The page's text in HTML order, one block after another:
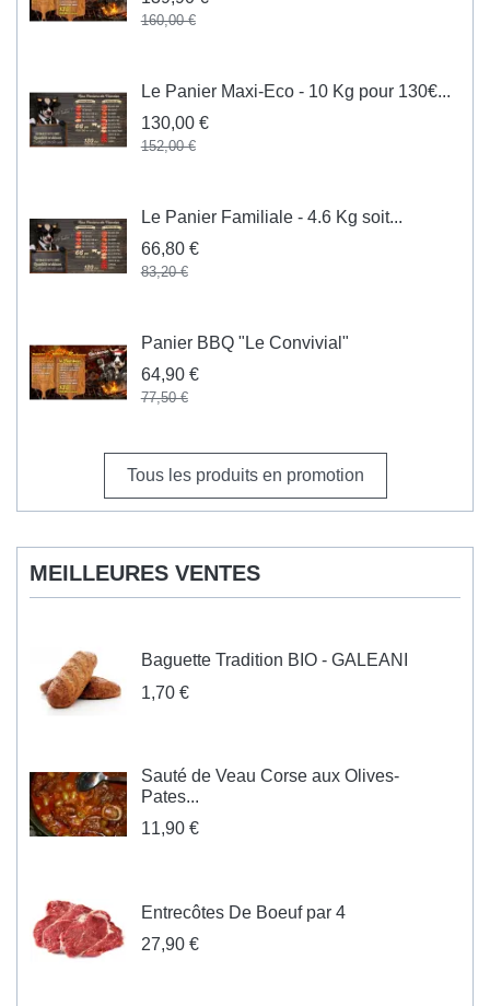
160,00 €
Le Panier Maxi-Eco - 10 Kg pour 130€...
130,00 €
152,00 €
Le Panier Familiale - 4.6 Kg soit...
66,80 €
83,20 €
Panier BBQ "Le Convivial"
64,90 €
77,50 €
Tous les produits en promotion
MEILLEURES VENTES
Baguette Tradition BIO - GALEANI
1,70 €
Sauté de Veau Corse aux Olives-
Pates...
11,90 €
Entrecôtes De Boeuf par 4
27,90 €